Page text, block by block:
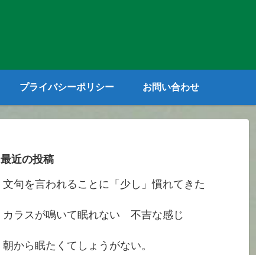
プライバシーポリシー お問い合わせ
最近の投稿
文句を言われることに「少し」慣れてきた
カラスが鳴いて眠れない 不吉な感じ
朝から眠たくてしょうがない。